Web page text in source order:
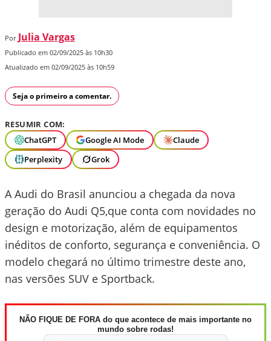
Por Julia Vargas
Publicado em 02/09/2025 às 10h30
Atualizado em 02/09/2025 às 10h59
Seja o primeiro a comentar.
RESUMIR COM:
ChatGPT
Google AI Mode
Claude
Perplexity
Grok
A Audi do Brasil anunciou a chegada da nova
geração do Audi Q5,que conta com novidades no
design e motorização, além de equipamentos
inéditos de conforto, segurança e conveniência. O
modelo chegará no último trimestre deste ano,
nas versões SUV e Sportback.
NÃO FIQUE DE FORA do que acontece de mais importante no
mundo sobre rodas!